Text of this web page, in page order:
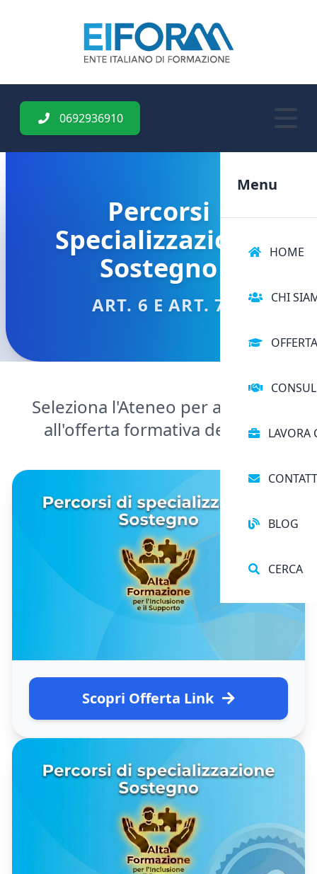
0692936910
Menu
HOME
CHI
LAVORA
BLOG
CERCA
Percorsi
Specializzazione
Sostegno
ART. 6 E ART. 7
Seleziona l'Ateneo per accedere
all'offerta formativa dedicata
Scopri Offerta Link